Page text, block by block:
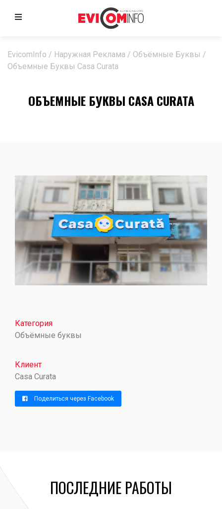
EvicomInfo / Наружная Реклама / Объёмные Буквы /
Объемные Буквы Casa Curata
ОБЪЕМНЫЕ БУКВЫ CASA CURATA
Категория
Объёмные буквы
Клиент
Casa Curata
Поделиться через Facebook
ПОСЛЕДНИЕ РАБОТЫ